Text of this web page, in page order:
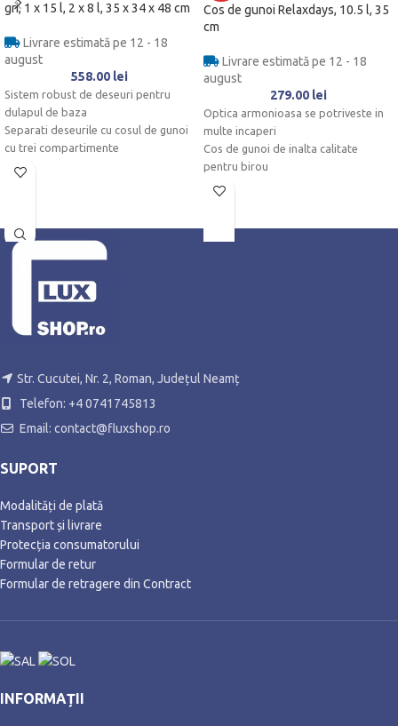
gri, 1 x 15 l, 2 x 8 l, 35 x 34 x 48 cm
Livrare estimată pe 12 - 18
august
558.00 lei
Sistem robust de deseuri pentru
dulapul de baza
Separati deseurile cu cosul de gunoi
cu trei compartimente
2 cosuri de gunoi mici si una mare cu
Cos de gunoi Relaxdays, 10.5 l, 35
cm
Livrare estimată pe 12 - 18
august
279.00 lei
Optica armonioasa se potriveste in
multe incaperi
Cos de gunoi de inalta calitate
pentru birou
Igiena pentru sectorul catering
Str. Cucutei, Nr. 2, Roman, Județul Neamț
Telefon: +4 0741745813
Email: contact@fluxshop.ro
SUPORT
Modalități de plată
Transport și livrare
Protecția consumatorului
Formular de retur
Formular de retragere din Contract
INFORMAȚII